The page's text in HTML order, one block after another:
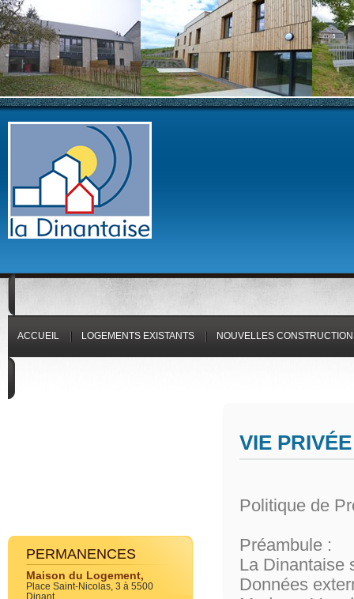
ACCUEIL LOGEMENTS EXISTANTS NOUVELLES
PERMANENCES
Maison du Logement,
Place Saint-Nicolas, 3 à 5500
Dinant.
VIE PRIVÉE
Politique de
Préambule :
La Dinantaise
Données